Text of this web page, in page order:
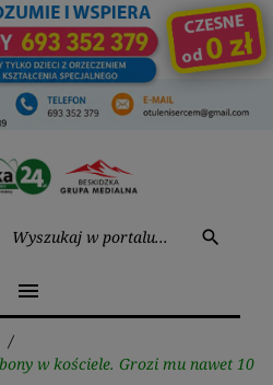
search
menu
/
w kościele. Grozi mu nawet 10